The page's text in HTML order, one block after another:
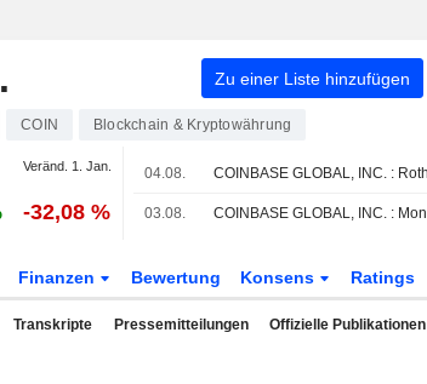
Zu einer Liste hinzufügen
COIN Blockchain & Kryptowährung
Veränd. 1. Jan.
-32,08 %
04.08.
03.08.
Finanzen Bewertung Konsens Ratings
Transkripte Pressemitteilungen Offizielle Publikationen